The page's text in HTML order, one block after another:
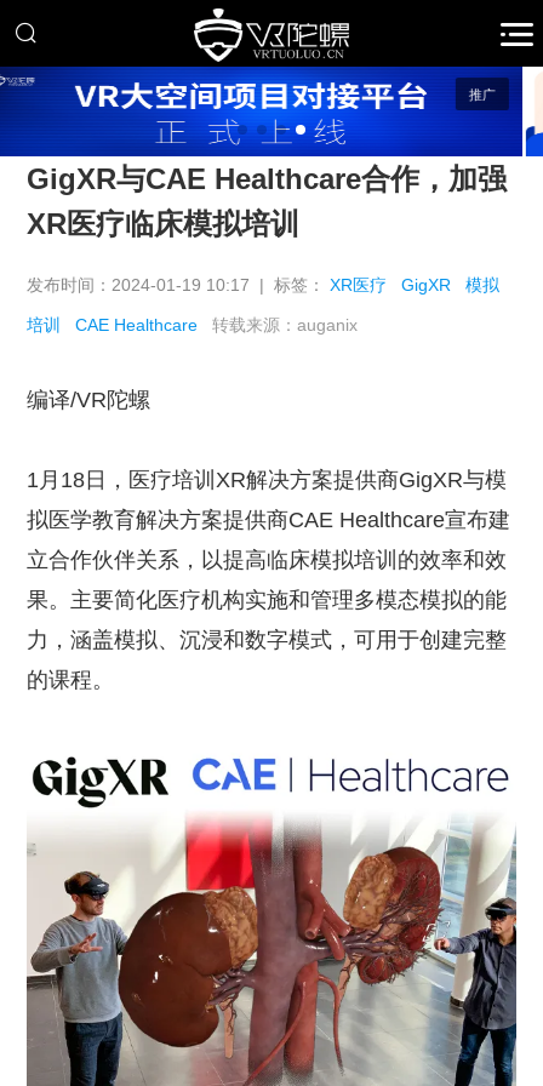
推广
GigXR与CAE Healthcare合作，加强
XR医疗临床模拟培训
发布时间：2024-01-19 10:17 | 标签：XR医疗 GigXR 模拟
培训 CAE Healthcare 转载来源：auganix
编译/VR陀螺
1月18日，医疗培训XR解决方案提供商GigXR与模
拟医学教育解决方案提供商CAE Healthcare宣布建
立合作伙伴关系，以提高临床模拟培训的效率和效
果。主要简化医疗机构实施和管理多模态模拟的能
力，涵盖模拟、沉浸和数字模式，可用于创建完整
的课程。